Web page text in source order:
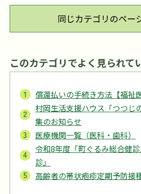
同じカテゴリのペー
このカテゴリでよく見られて
償還払いの手続き方法【福祉
村岡生活支援ハウス「つつじ
集のお知らせ
医療機関一覧（医科・歯科）
令和8年度「町ぐるみ総合健
診」
高齢者の帯状疱疹定期予防接